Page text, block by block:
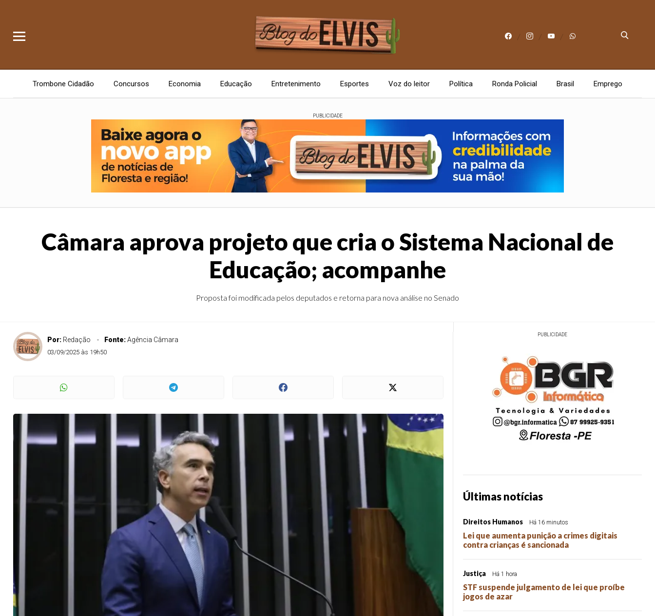
Trombone Cidadão Concursos Economia Educação Entretenimento Esportes Voz do leitor Política Ronda Policial Brasil Emprego
PUBLICIDADE
Câmara aprova projeto que cria o Sistema Nacional de
Educação; acompanhe
Proposta foi modificada pelos deputados e retorna para nova análise no Senado
Por: Redação Fonte:Agência Câmara
03/09/2025 às 19h50
PUBLICIDADE
Últimas notícias
Direitos Humanos Há 16 minutos
Lei que aumenta punição a crimes digitais
contra crianças é sancionada
Justiça Há 1 hora
STF suspende julgamento de lei que proíbe
jogos de azar